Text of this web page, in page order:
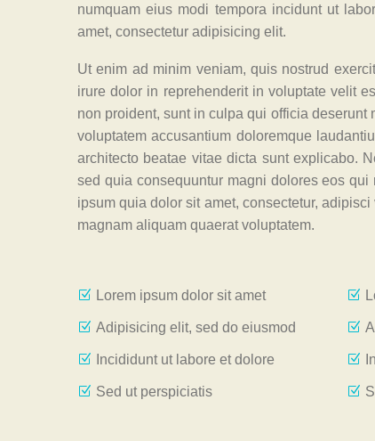
numquam eius modi tempora incidunt ut
amet, consectetur adipisicing elit.
Ut enim ad minim veniam, quis nostrud
irure dolor in reprehenderit in voluptate velit
non proident, sunt in culpa qui officia
voluptatem accusantium doloremque
architecto beatae vitae dicta sunt explicabo.
sed quia consequuntur magni dolores eos
ipsum quia dolor sit amet, consectetur,
magnam aliquam quaerat voluptatem.
Lorem ipsum dolor sit amet
Adipisicing elit, sed do eiusmod
Incididunt ut labore et dolore
Sed ut perspiciatis